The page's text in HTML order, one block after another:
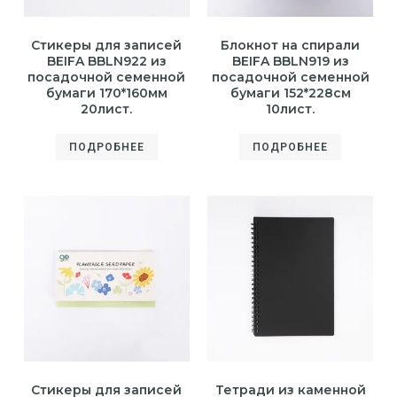
Стикеры для записей
BEIFA BBLN922 из
посадочной семенной
бумаги 170*160мм
20лист.
ПОДРОБНЕЕ
Блокнот на спирали
BEIFA BBLN919 из
посадочной семенной
бумаги 152*228см
10лист.
ПОДРОБНЕЕ
Стикеры для записей Тетради из каменной